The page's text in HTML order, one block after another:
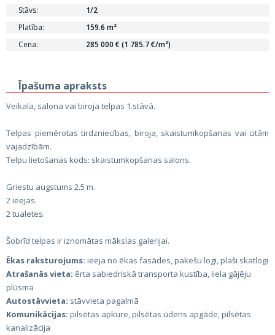
Stāvs:
1/2
Platība:
159.6 m²
Cena:
285 000 € (1 785.7 €/m²)
Īpašuma apraksts
Veikala, salona vai biroja telpas 1.stāvā.
Telpas piemērotas tirdzniecības, biroja, skaistumkopšanas vai citām
vajadzībām.
Telpu lietošanas kods: skaistumkopšanas salons.
Griestu augstums 2.5 m.
2 ieejas.
2 tualetes.
Šobrīd telpas ir iznomātas mākslas galerijai.
Ēkas raksturojums: ieeja no ēkas fasādes, pakešu logi, plaši skatlogi
Atrašanās vieta: ērta sabiedriskā transporta kustība, liela gājēju
plūsma
Autostāvvieta: stāvvieta pagalmā
Komunikācijas: pilsētas apkure, pilsētas ūdens apgāde, pilsētas
kanalizācija